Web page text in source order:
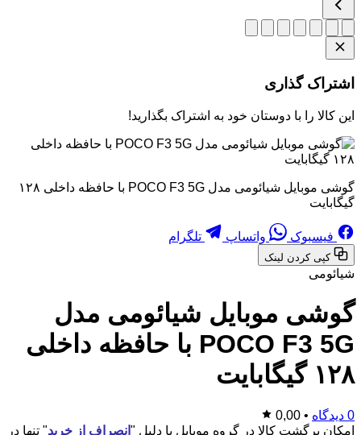
اشتراک گذاری
این کالا را با دوستان خود به اشتراک بگذارید!
گوشی موبایل شیائومی مدل POCO F3 5G با حافظه داخلی ۱۲۸
گیگابایت
فیسبوک واتساپ تلگرام
کپی کردن لینک
شیائومی
گوشی موبایل شیائومی مدل
POCO F3 5G با حافظه داخلی
۱۲۸ گیگابایت
0 دیدگاه •
0,00
امکان برگشت کالا در گروه موبایل با دلیل " انصراف از خرید" تنها در